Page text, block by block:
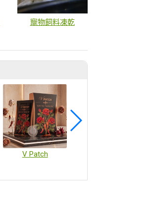
寵物飼料凍乾
V Patch